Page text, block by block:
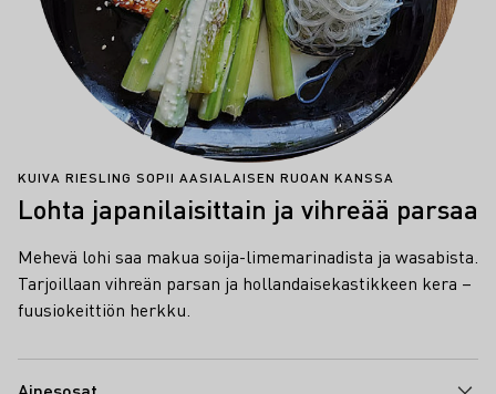
KUIVA RIESLING SOPII AASIALAISEN RUOAN KANSSA
Lohta japanilaisittain ja vihreää parsaa
Mehevä lohi saa makua soija-limemarinadista ja wasabista.
Tarjoillaan vihreän parsan ja hollandaisekastikkeen kera –
fuusiokeittiön herkku.